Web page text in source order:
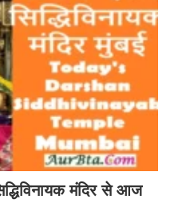
मंदिर से आज